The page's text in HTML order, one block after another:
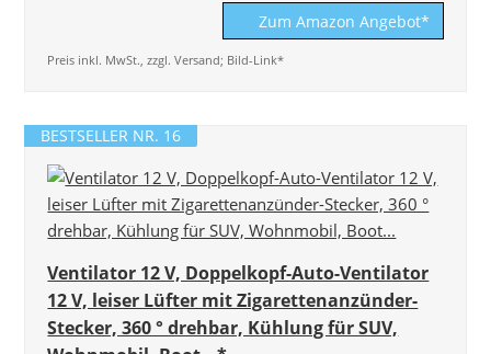
Zum Amazon Angebot*
Preis inkl. MwSt., zzgl. Versand; Bild-Link*
BESTSELLER NR. 16
Ventilator 12 V, Doppelkopf-Auto-Ventilator
12 V, leiser Lüfter mit Zigarettenanzünder-
Stecker, 360 ° drehbar, Kühlung für SUV,